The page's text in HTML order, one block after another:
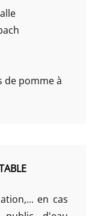
de pomme à
en cas